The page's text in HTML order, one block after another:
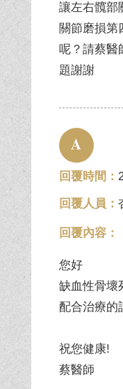
讓左右髖部
關節磨損第
呢？請蔡醫
題謝謝
A
回覆時間：
回覆人員：
回覆內容：
您好
缺血性骨壞
配合治療的
祝您健康!
蔡醫師